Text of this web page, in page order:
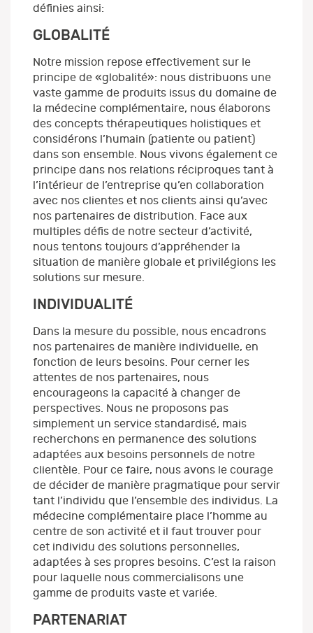
définies ainsi:
GLOBALITÉ
Notre mission repose effectivement sur le
principe de «globalité»: nous distribuons une
vaste gamme de produits issus du domaine de
la médecine complémentaire, nous élaborons
des concepts thérapeutiques holistiques et
considérons l’humain (patiente ou patient)
dans son ensemble. Nous vivons également ce
principe dans nos relations réciproques tant à
l’intérieur de l’entreprise qu’en collaboration
avec nos clientes et nos clients ainsi qu’avec
nos partenaires de distribution. Face aux
multiples défis de notre secteur d’activité,
nous tentons toujours d’appréhender la
situation de manière globale et privilégions les
solutions sur mesure.
INDIVIDUALITÉ
Dans la mesure du possible, nous encadrons
nos partenaires de manière individuelle, en
fonction de leurs besoins. Pour cerner les
attentes de nos partenaires, nous
encourageons la capacité à changer de
perspectives. Nous ne proposons pas
simplement un service standardisé, mais
recherchons en permanence des solutions
adaptées aux besoins personnels de notre
clientèle. Pour ce faire, nous avons le courage
de décider de manière pragmatique pour servir
tant l’individu que l’ensemble des individus. La
médecine complémentaire place l’homme au
centre de son activité et il faut trouver pour
cet individu des solutions personnelles,
adaptées à ses propres besoins. C’est la raison
pour laquelle nous commercialisons une
gamme de produits vaste et variée.
PARTENARIAT